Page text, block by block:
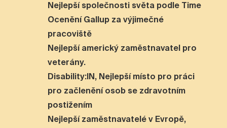
Nejlepší společnosti světa podle Time
Ocenění Gallup za výjimečné
pracoviště
Nejlepší americký zaměstnavatel pro
veterány.
Disability:IN, Nejlepší místo pro práci
pro začlenění osob se zdravotním
postižením
Nejlepší zaměstnavatelé v Evropě,